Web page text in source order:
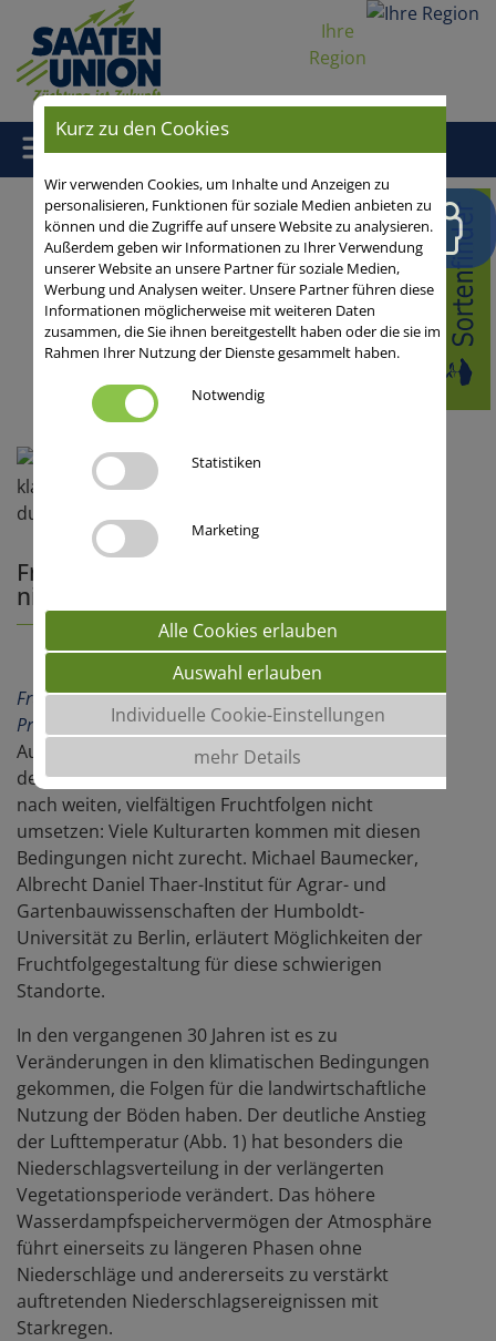
Ihre
Region
Home/Aus der Praxis/Getreide/Winterroggen/HySeed-
Hybridroggen /Fruchtfolge/ Fruchtfolgen für ertragsschwache,
niederschlagslimitierte Sandstandorte
Blog-Startseite
08.07.2024
0 Kommentare
Fruchtfolge und
Fruchtfolgewert, Hybridroggen,
Fruchtfolgen für ertragsschwache,
niederschlagslimitierte Sandstandorte
Schnell gelesen (Kurzfassung)
Fruchtfolge und Fruchtfolgewert,Hybridroggen,
Produktionstechnik
Auf Sandstandorten mit wenig Niederschlägen in
der Zeit von April bis Juni lässt sich die Forderung
nach weiten, vielfältigen Fruchtfolgen nicht
umsetzen: Viele Kulturarten kommen mit diesen
Bedingungen nicht zurecht. Michael Baumecker,
Albrecht Daniel Thaer-Institut für Agrar- und
Gartenbauwissenschaften der Humboldt-
Universität zu Berlin, erläutert Möglichkeiten der
Fruchtfolgegestaltung für diese schwierigen
Standorte.
In den vergangenen 30 Jahren ist es zu
Veränderungen in den klimatischen Bedingungen
gekommen, die Folgen für die landwirtschaftliche
Nutzung der Böden haben. Der deutliche Anstieg
der Lufttemperatur (Abb. 1) hat besonders die
Niederschlagsverteilung in der verlängerten
Vegetationsperiode verändert. Das höhere
Wasserdampfspeichervermögen der Atmosphäre
führt einerseits zu längeren Phasen ohne
Niederschläge und andererseits zu verstärkt
auftretenden Niederschlagsereignissen mit
Starkregen.
Kurz zu den Cookies
Wir verwenden Cookies, um Inhalte und Anzeigen zu
personalisieren, Funktionen für soziale Medien anbieten zu
können und die Zugriffe auf unsere Website zu analysieren.
Außerdem geben wir Informationen zu Ihrer Verwendung
unserer Website an unsere Partner für soziale Medien,
Werbung und Analysen weiter. Unsere Partner führen diese
Informationen möglicherweise mit weiteren Daten
zusammen, die Sie ihnen bereitgestellt haben oder die sie im
Rahmen Ihrer Nutzung der Dienste gesammelt haben.
Notwendig
Statistiken
Marketing
Alle Cookies erlauben
Auswahl erlauben
Individuelle Cookie-Einstellungen
mehr Details